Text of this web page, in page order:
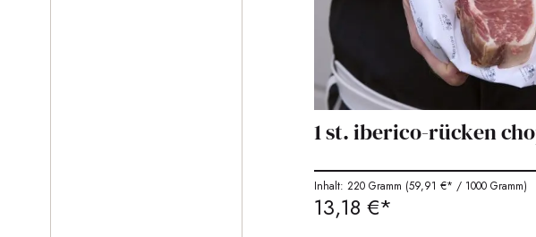
1 st. iberico-rücken
Inhalt: 220 Gramm (59,91 €* / 1000 Gramm)
13,18 €*